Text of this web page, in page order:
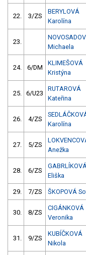
22. 3/ZS
BERYLOVÁ
Karolína
23.
Michaela
24. 6/DM
KLIMEŠOVÁ
Kristýna
25. 6/U23
RUTAROVÁ
Kateřina
26. 4/ZS
Karolína
27. 5/ZS
Anežka
28. 6/ZS
Eliška
29. 7/ZS ŠKOPOVÁ
30. 8/ZS
CIGÁNKOVÁ
Veronika
31. 9/ZS
KUBÍČKOVÁ
Nikola